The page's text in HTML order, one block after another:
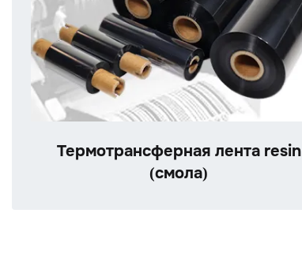
Термотрансферная лента resin
(смола)